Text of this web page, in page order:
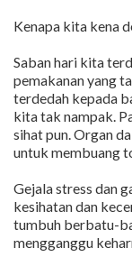
Kenapa kita kena
Saban hari kita
pemakanan yang
terdedah kepada
kita tak nampak.
sihat pun. Organ
untuk membuang
Gejala stress dan
kesihatan dan
tumbuh berbatu-
mengganggu